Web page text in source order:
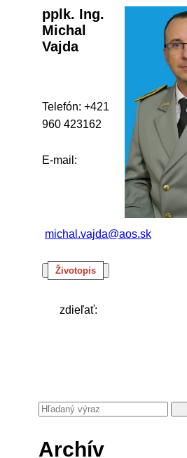
pplk. Ing.
Michal
Vajda
Telefón: +421
960 423162
E-mail:
michal.vajda@aos.sk
Životopis
zdieľať:
Archív